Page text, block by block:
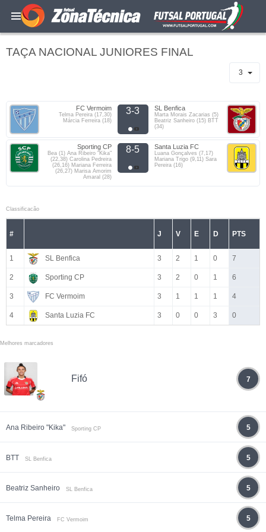
TAÇA NACIONAL JUNIORES FINAL
3
FC Vermoim
Telma Pereira (17,30)
Márcia Ferreira (18)
3-3 SL Benfica
Marta Morais Zacarias (5)
Beatriz Sanheiro (15) BTT
(34)
Sporting CP
Bea (1) Ana Ribeiro "Kika"
(22,38) Carolina Pedreira
(26,16) Mariana Ferreira
(26,27) Marisa Amorim
Amaral (28)
8-5 Santa Luzia FC
Luana Gonçalves (7,17)
Mariana Trigo (9,11) Sara
Pereira (16)
Classificacão
# J V E D PTS
1 SL Benfica 3 2 1 0 7
2 Sporting CP 3 2 0 1 6
3 FC Vermoim 3 1 1 1 4
4 Santa Luzia FC 3 0 0 3 0
Melhores marcadores
Fifó 7
Ana Ribeiro "Kika" Sporting CP 5
BTT SL Benfica 5
Beatriz Sanheiro SL Benfica 5
Telma Pereira FC Vermoim 5